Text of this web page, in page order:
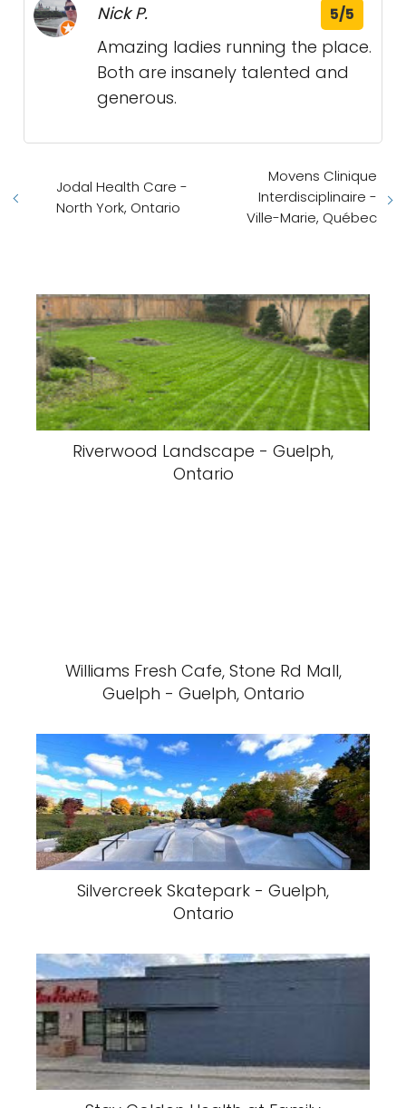
Nick P. 5/5
Amazing ladies running the place.
Both are insanely talented and
generous.
Jodal Health Care -
North York, Ontario
Movens Clinique
Interdisciplinaire -
Ville-Marie, Québec
Riverwood Landscape - Guelph,
Ontario
Williams Fresh Cafe, Stone Rd Mall,
Guelph - Guelph, Ontario
Silvercreek Skatepark - Guelph,
Ontario